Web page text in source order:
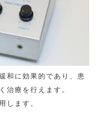
和に効果的であり、患
治療を行えます。
します。